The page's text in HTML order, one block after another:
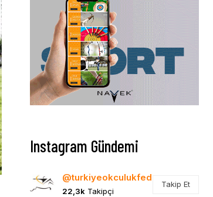
Instagram Gündemi
@turkiyeokculukfed
22,3k Takipçi
Takip Et